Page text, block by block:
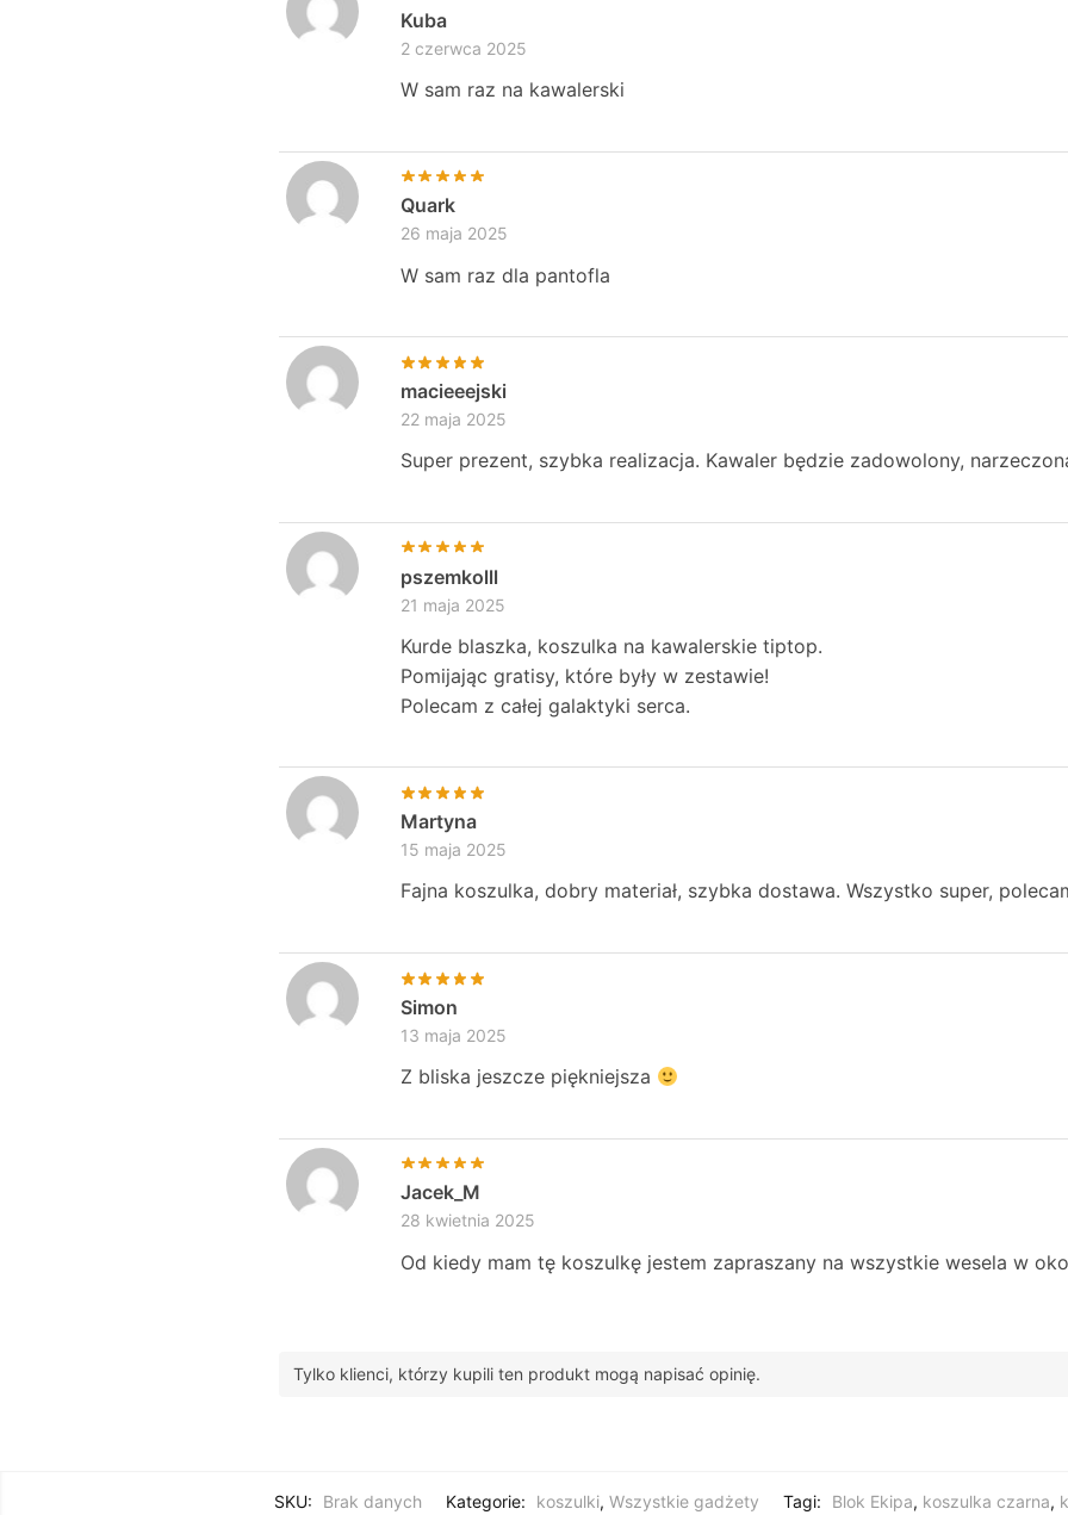
Kuba
2 czerwca 2025
W sam raz na kawalerski
Quark
26 maja 2025
W sam raz dla pantofla
macieeejski
22 maja 2025
Super prezent, szybka realizacja. Kawaler będzie zadowolony,
pszemkolll
21 maja 2025
Kurde blaszka, koszulka na kawalerskie tiptop.
Pomijając gratisy, które były w zestawie!
Polecam z całej galaktyki serca.
Martyna
15 maja 2025
Fajna koszulka, dobry materiał, szybka dostawa. Wszystko super,
Simon
13 maja 2025
Z bliska jeszcze piękniejsza
Jacek_M
28 kwietnia 2025
Od kiedy mam tę koszulkę jestem zapraszany na wszystkie wesela w
Tylko klienci, którzy kupili ten produkt mogą napisać opinię.
SKU: Brak danych Kategorie: koszulki, Wszystkie gadżety Tagi: Blok Ekipa, koszulka czarna,